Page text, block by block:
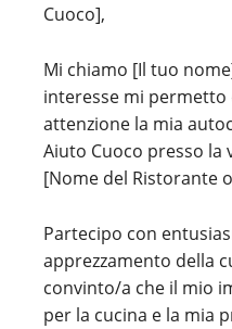
Cuoco],
Mi chiamo [Il tuo
interesse mi
attenzione la mia
Aiuto Cuoco presso
[Nome del Ristorante
Partecipo con
apprezzamento della
convinto/a che il mio
per la cucina e la mia